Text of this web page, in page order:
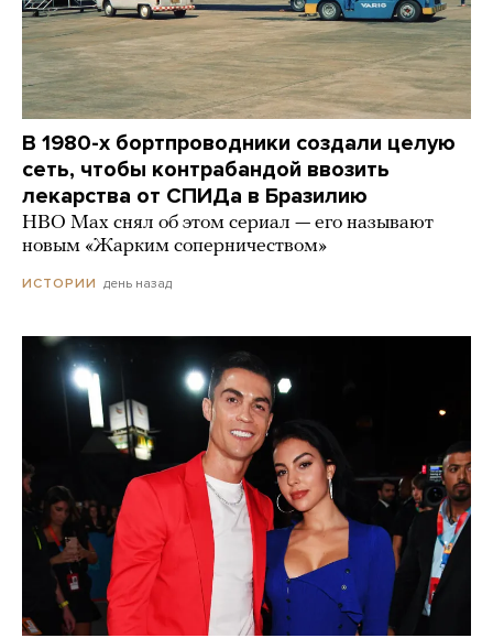
В 1980-х бортпроводники создали целую
сеть, чтобы контрабандой ввозить
лекарства от СПИДа в Бразилию
HBO Max снял об этом сериал — его называют
новым «Жарким соперничеством»
ИСТОРИИ день назад